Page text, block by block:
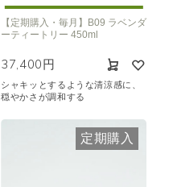
【定期購入・毎月】B09 ラベンダ
ーティートリー 450ml
37,400円
シャキッとするような清涼感に、
穏やかさが調和する
定期購入